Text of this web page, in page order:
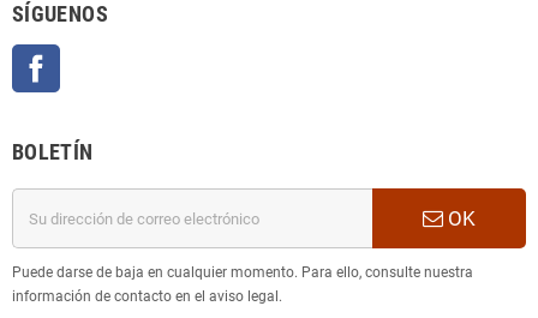
SÍGUENOS
BOLETÍN
OK
Puede darse de baja en cualquier momento. Para ello, consulte nuestra
información de contacto en el aviso legal.